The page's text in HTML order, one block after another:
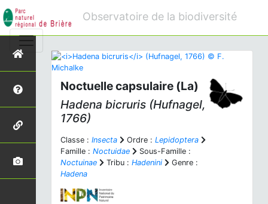
Observatoire de la biodiversité
Noctuelle capsulaire (La)
Hadena bicruris (Hufnagel,
1766)
Classe : Insecta Ordre : Lepidoptera
Famille : Noctuidae
Sous-Famille :
Noctuinae
Tribu : Hadenini
Genre :
Hadena